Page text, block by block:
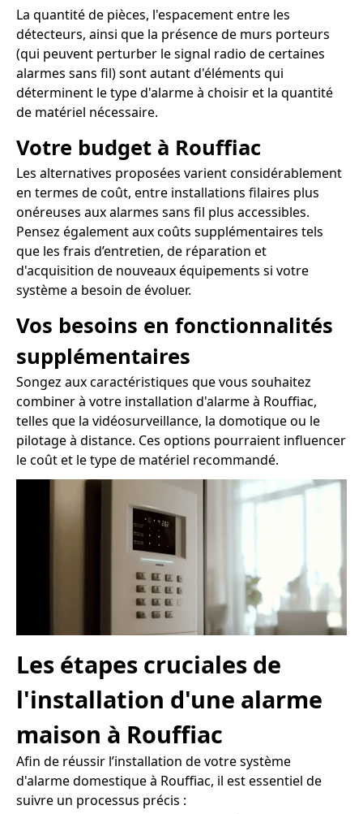
La quantité de pièces, l'espacement entre les
détecteurs, ainsi que la présence de murs porteurs
(qui peuvent perturber le signal radio de certaines
alarmes sans fil) sont autant d'éléments qui
déterminent le type d'alarme à choisir et la quantité
de matériel nécessaire.
Votre budget à Rouffiac
Les alternatives proposées varient considérablement
en termes de coût, entre installations filaires plus
onéreuses aux alarmes sans fil plus accessibles.
Pensez également aux coûts supplémentaires tels
que les frais d’entretien, de réparation et
d'acquisition de nouveaux équipements si votre
système a besoin de évoluer.
Vos besoins en fonctionnalités
supplémentaires
Songez aux caractéristiques que vous souhaitez
combiner à votre installation d'alarme à Rouffiac,
telles que la vidéosurveillance, la domotique ou le
pilotage à distance. Ces options pourraient influencer
le coût et le type de matériel recommandé.
Les étapes cruciales de
l'installation d'une alarme
maison à Rouffiac
Afin de réussir l’installation de votre système
d'alarme domestique à Rouffiac, il est essentiel de
suivre un processus précis :